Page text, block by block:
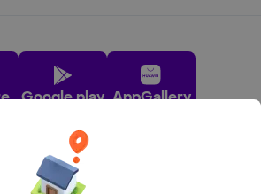
Google play AppGallery
cerca de ti